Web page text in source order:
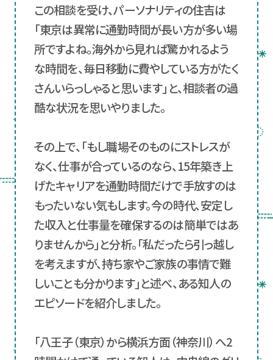
この相談を受け、パーソナリティの住吉は
「東京は異常に通勤時間が長い方が多い場
所ですよね。海外から見れば驚かれるよう
な時間を、毎日移動に費やしている方がたく
さんいらっしゃると思います」と、相談者の過
酷な状況を思いやりました。
その上で、「もし職場そのものにストレスが
なく、仕事が合っているのなら、15年築き上
げたキャリアを通勤時間だけで手放すのは
もったいない気もします。今の時代、安定し
た収入と仕事量を確保するのは簡単ではあ
りませんから」と分析。「私だったら引っ越し
を考えますが、持ち家やご家族の事情で難
しいことも分かります」と述べ、ある知人の
エピソードを紹介しました。
「八王子（東京）から横浜方面（神奈川）へ2